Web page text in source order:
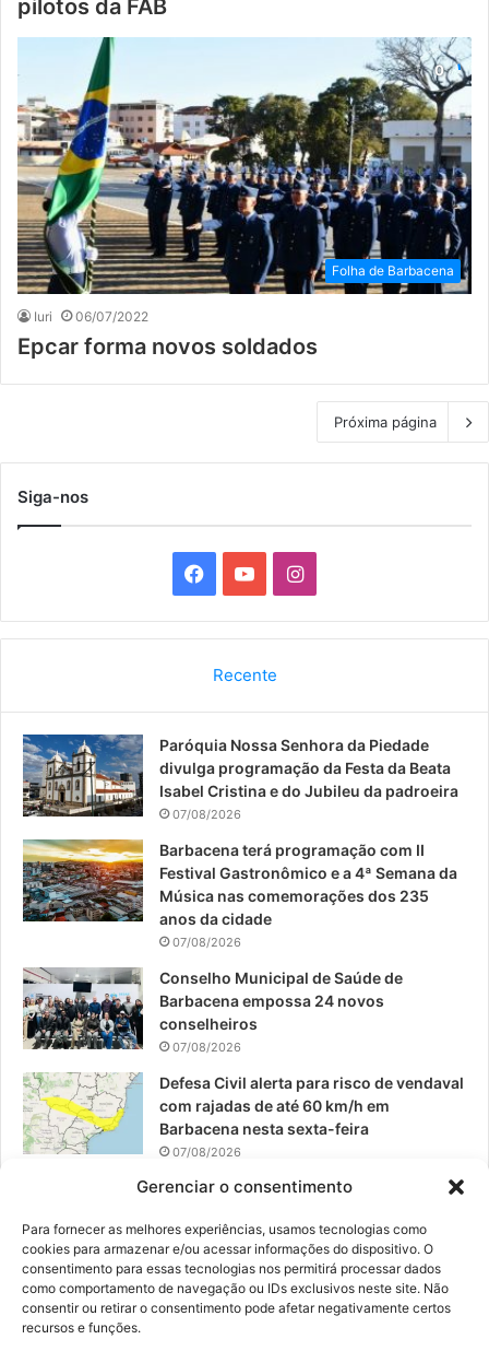
Gerenciar o consentimento
Para fornecer as melhores experiências, usamos tecnologias como
cookies para armazenar e/ou acessar informações do dispositivo. O
consentimento para essas tecnologias nos permitirá processar dados
como comportamento de navegação ou IDs exclusivos neste site. Não
consentir ou retirar o consentimento pode afetar negativamente certos
recursos e funções.
pilotos da FAB
Folha de Barbacena
Iuri 06/07/2022
Epcar forma novos soldados
Próxima página
Siga-nos
a
b
o
k
o
u
b
I
n
a
g
a
Recente
Paróquia Nossa Senhora da Piedade
divulga programação da Festa da Beata
Isabel Cristina e do Jubileu da padroeira
07/08/2026
Barbacena terá programação com II
Festival Gastronômico e a 4ª Semana da
Música nas comemorações dos 235
anos da cidade
07/08/2026
Conselho Municipal de Saúde de
Barbacena empossa 24 novos
conselheiros
07/08/2026
Defesa Civil alerta para risco de vendaval
com rajadas de até 60 km/h em
Barbacena nesta sexta-feira
07/08/2026
EPCAR tem a melhor nota do IDEB no
06/08/2026